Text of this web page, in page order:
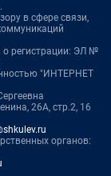
в сфере связи,
о регистрации: ЭЛ №
"ИНТЕРНЕТ
26А, стр.2, 16
органов: